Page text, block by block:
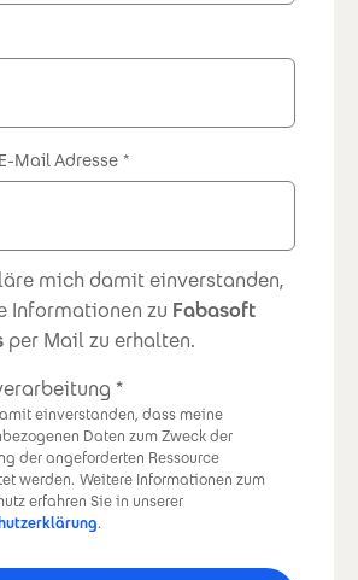
Mail Adresse
mich damit einverstanden,
Informationen zu Fabasoft
per Mail zu erhalten.
einverstanden, dass meine
Daten zum Zweck der
der angeforderten Ressource
werden. Weitere Informationen zum
erfahren Sie in unserer
.